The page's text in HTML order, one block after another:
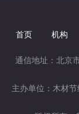
首页 机构
通信地址：北
主办单位：木材